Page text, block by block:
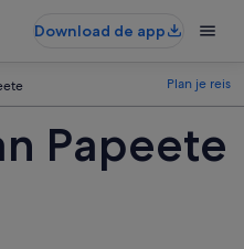
Download de app
Plan je reis
Papeete